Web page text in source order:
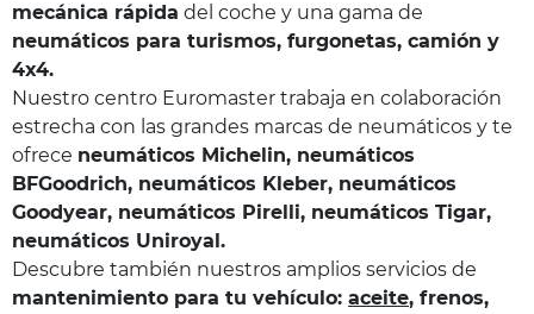
mecánica rápida del coche y una gama de
neumáticos para turismos, furgonetas, camión y
4x4.
Nuestro centro Euromaster trabaja en colaboración
estrecha con las grandes marcas de neumáticos y te
ofrece neumáticos Michelin, neumáticos
BFGoodrich, neumáticos Kleber, neumáticos
Goodyear, neumáticos Pirelli, neumáticos Tigar,
neumáticos Uniroyal.
Descubre también nuestros amplios servicios de
mantenimiento para tu vehículo: aceite, frenos,